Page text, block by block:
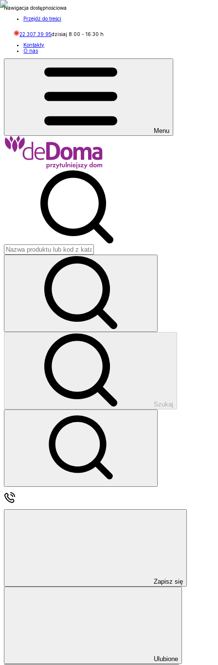
Nawigacja dostępnościowa
Przejdź do treści
22 307 39 95dzisiaj 8:00 - 16:30 h
Kontakty
O nas
Menu
Szukaj
Zapisz się
Ulubione